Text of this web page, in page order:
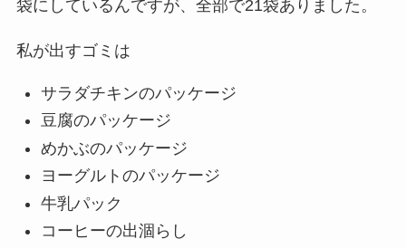
袋にしているんですが、全部で21袋ありました。
私が出すゴミは
サラダチキンのパッケージ
豆腐のパッケージ
めかぶのパッケージ
ヨーグルトのパッケージ
牛乳パック
コーヒーの出涸らし